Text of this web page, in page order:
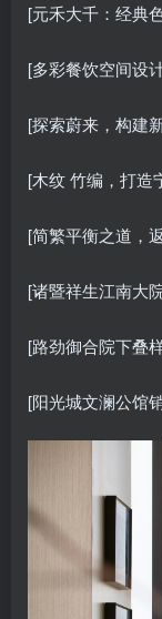
[元禾大千：经典
[多彩餐饮空间设
[探索蔚来，构建
[木纹 竹编，打造
[简繁平衡之道，
[诸暨祥生江南大
[路劲御合院下叠
[阳光城文澜公馆